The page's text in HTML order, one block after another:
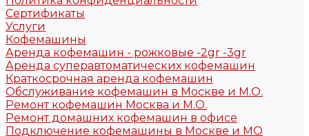
Сертификаты
Услуги
Кофемашины
Аренда кофемашин - рожковые -2gr -3gr
Аренда суперавтоматических кофемашин
Краткосрочная аренда кофемашин
Обслуживание кофемашин в Москве и М.О.
Ремонт кофемашин Москва и М.О.
Ремонт домашних кофемашин в офисе
Подключение кофемашины в Москве и МО